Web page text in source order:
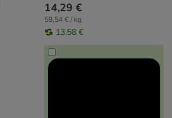
14,29 €
59,54 € / kg
13,58 €